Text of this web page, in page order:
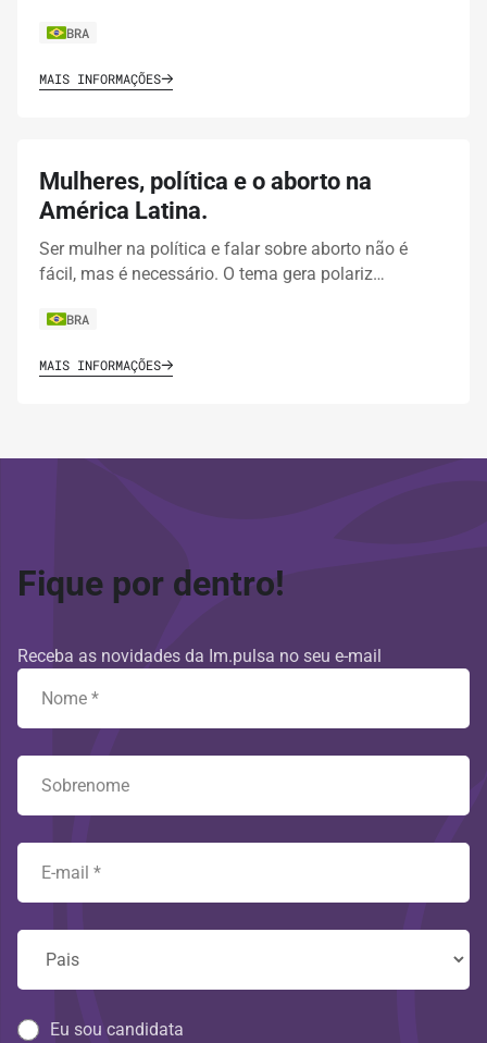
BRA
MAIS INFORMAÇÕES
Mulheres, política e o aborto na
América Latina.
Ser mulher na política e falar sobre aborto não é
fácil, mas é necessário. O tema gera polariz…
BRA
MAIS INFORMAÇÕES
Fique por dentro!
Receba as novidades da Im.pulsa no seu e-mail
Eu sou candidata